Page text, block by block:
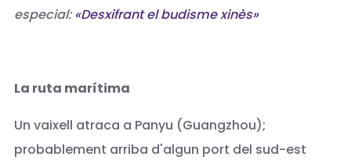
especial: «Desxifrant el budisme xinès»
La ruta marítima
Un vaixell atraca a Panyu (Guangzhou);
probablement arriba d'algun port del sud-est